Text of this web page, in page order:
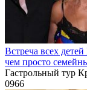
Встреча всех
чем просто
Гастрольный тур
0966